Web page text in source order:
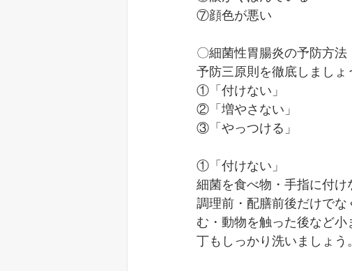
⑦顔色が悪い
〇細菌性胃腸炎の予防方法
予防三原則を徹底しましょ
①「付けない」
②「増やさない」
③「やっつける」
①「付けない」
細菌を食べ物・手指に付け
調理前・配膳前後だけで
む・動物を触った後など
丁もしっかり洗いましょう